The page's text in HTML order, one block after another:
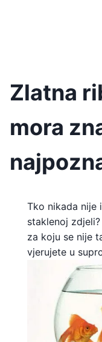
Zlatna
mora
Tko nikada nije
staklenoj
za koju se nije
vjerujete u